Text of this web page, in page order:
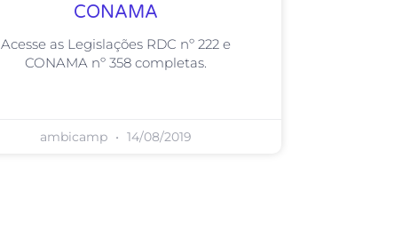
CONAMA
Acesse as Legislações RDC nº 222 e
CONAMA nº 358 completas.
ambicamp 14/08/2019